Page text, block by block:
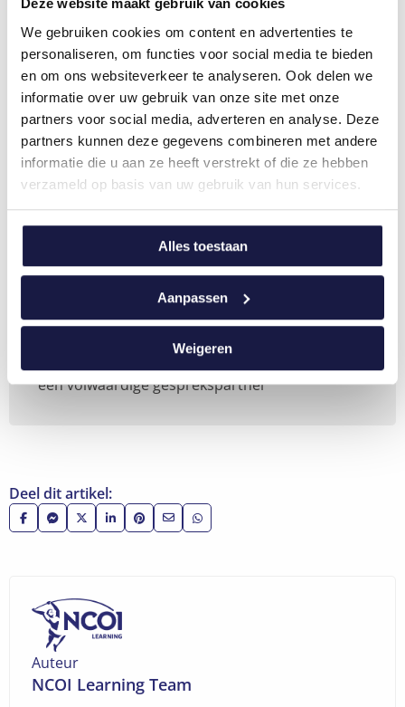
Deze website maakt gebruik van cookies
We gebruiken cookies om content en advertenties te
personaliseren, om functies voor social media te bieden
en om ons websiteverkeer te analyseren. Ook delen we
informatie over uw gebruik van onze site met onze
partners voor social media, adverteren en analyse. Deze
partners kunnen deze gegevens combineren met andere
informatie die u aan ze heeft verstrekt of die ze hebben
verzameld op basis van uw gebruik van hun services.
Alles toestaan
Aanpassen
Weigeren
met het noodzakelijke financiële inzicht
Financieel-economische begrippen voor niet-
financiële functies– Praktische financiële
basiskennis in 1 dag
Wegwijs in het lezen van een balans–
Stappenplan voor kennis en inzicht in de
jaarrekening
Essentials boekhouden en jaarrekening–
Gefundeerde beslissingen dankzij grondig
Financieel Management van a tot z– Een
MBA Masterclass Financieel Management
Versterk je financiële deskundigheid en word
een volwaardige gesprekspartner
Deel dit artikel:
Deel
Deel
Deel
Deel
Deel
Deel
Deel
Auteur
NCOI Learning Team